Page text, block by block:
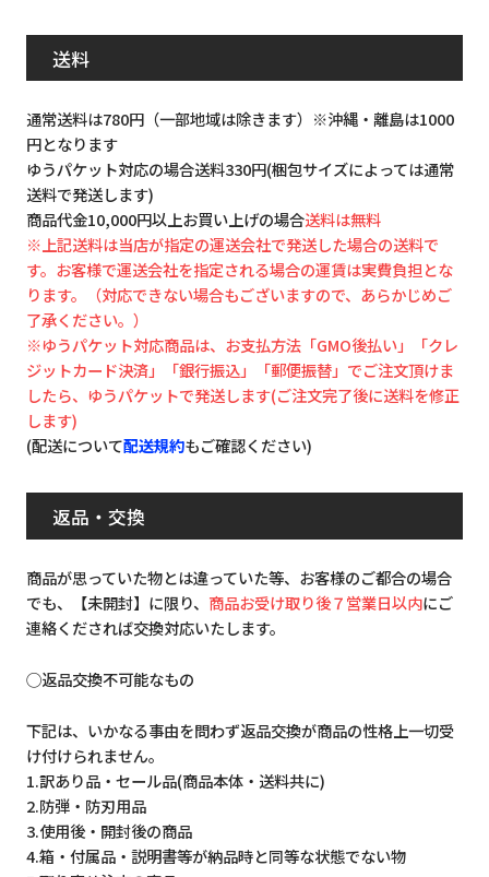
送料
通常送料は780円（一部地域は除きます）※沖縄・離島は1000
円となります
ゆうパケット対応の場合送料330円(梱包サイズによっては通常
送料で発送します)
商品代金10,000円以上お買い上げの場合送料は無料
※上記送料は当店が指定の運送会社で発送した場合の送料で
す。お客様で運送会社を指定される場合の運賃は実費負担とな
ります。（対応できない場合もございますので、あらかじめご
了承ください。）
※ゆうパケット対応商品は、お支払方法「GMO後払い」「クレ
ジットカード決済」「銀行振込」「郵便振替」でご注文頂けま
したら、ゆうパケットで発送します(ご注文完了後に送料を修正
します)
(配送について配送規約もご確認ください)
返品・交換
商品が思っていた物とは違っていた等、お客様のご都合の場合
でも、【未開封】に限り、 商品お受け取り後７営業日以内にご
連絡くだされば交換対応いたします。
◯返品交換不可能なもの
下記は、いかなる事由を問わず返品交換が商品の性格上一切受
け付けられません。
1.訳あり品・セール品(商品本体・送料共に)
2.防弾・防刃用品
3.使用後・開封後の商品
4.箱・付属品・説明書等が納品時と同等な状態でない物